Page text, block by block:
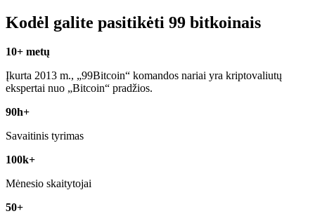
Kodėl galite pasitikėti 99 bitkoinais
10+ metų
Įkurta 2013 m., „99Bitcoin“ komandos nariai yra kriptovaliutų
ekspertai nuo „Bitcoin“ pradžios.
90h+
Savaitinis tyrimas
100k+
Mėnesio skaitytojai
50+